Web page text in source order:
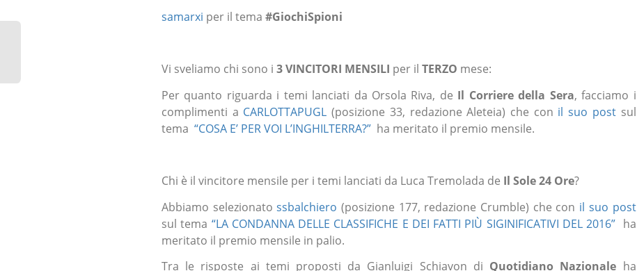
samarxi per il tema #GiochiSpioni
Vi sveliamo chi sono i 3 VINCITORI MENSILI per il TERZO mese:
Per quanto riguarda i temi lanciati da Orsola Riva, de Il Corriere della Sera, facciamo i
complimenti a CARLOTTAPUGL (posizione 33, redazione Aleteia) che con il suo postsul
tema “COSA E’ PER VOI L’INGHILTERRA?” ha meritato il premio mensile.
Chi è il vincitore mensile per i temi lanciati da Luca Tremolada de Il Sole 24 Ore?
Abbiamo selezionatossbalchiero (posizione 177, redazione Crumble) che con il suo post
sul tema “LA CONDANNA DELLE CLASSIFICHE E DEI FATTI PIÙ SIGINIFICATIVI DEL 2016” ha
meritato il premio mensile in palio.
Tra le risposte ai temi proposti da Gianluigi Schiavon di Quotidiano Nazionale ha